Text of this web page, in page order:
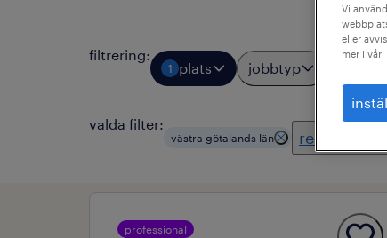
filtrering:
1 plats jobbtyp
valda filter:
västra götalands län rensa
professional
Vi
eller
mer i vår